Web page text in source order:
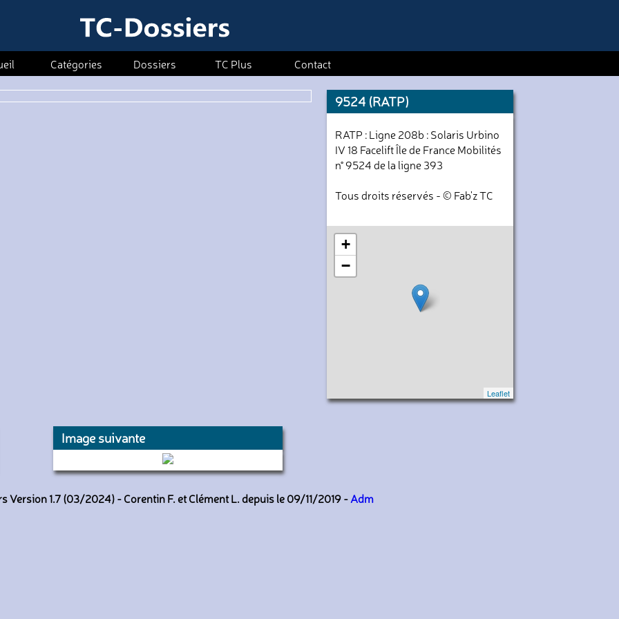
Catégories Dossiers TC Plus Contact
9524 (RATP)
RATP : Ligne 208b : Solaris Urbino
IV 18 Facelift Île de France Mobilités
n° 9524 de la ligne 393
Tous droits réservés - © Fab'z TC
+
−
Leaflet
Image suivante
5270 (RATP)
Version 1.7 (03/2024) - Corentin F. et Clément L. depuis le 09/11/2019 -Adm